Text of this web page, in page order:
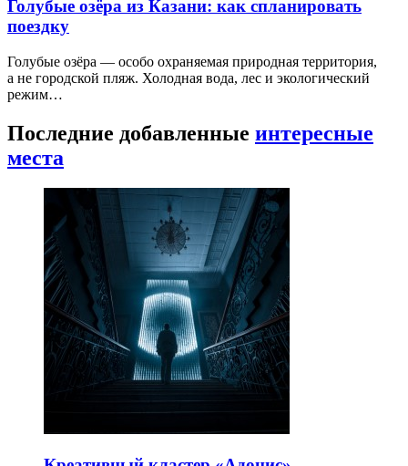
Голубые озёра из Казани: как спланировать
поездку
Голубые озёра — особо охраняемая природная территория,
а не городской пляж. Холодная вода, лес и экологический
режим…
Последние добавленные интересные
места